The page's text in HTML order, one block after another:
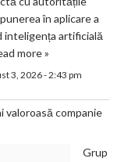
în aplicare a
inteligența artificială
more »
3, 2026 - 2:43 pm
valoroasă companie
Grup